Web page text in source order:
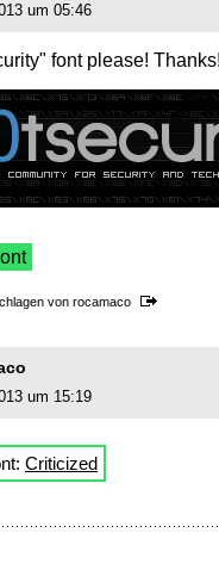
um 05:46
font please!
von rocamaco
um 15:19
Criticized